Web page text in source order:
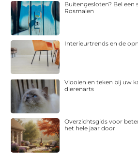
Buitengesloten? Bel een
Rosmalen
Interieurtrends en de
Vlooien en teken bij uw
dierenarts
Overzichtsgids voor
het hele jaar door